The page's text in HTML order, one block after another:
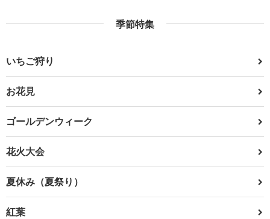
季節特集
いちご狩り
お花見
ゴールデンウィーク
花火大会
夏休み（夏祭り）
紅葉